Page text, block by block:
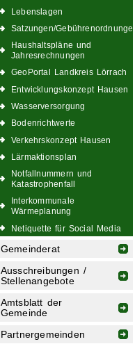
Lebenslagen
Satzungen/Gebührenordnungen
Haushaltspläne und
Jahresrechnungen
GeoPortal Landkreis Lörrach
Entwicklungskonzept Hausen
Wasserversorgung
Bodenrichtwerte
Verkehrskonzept Hausen
Lärmaktionsplan
Notfallnummern und
Katastrophenfall
Interkommunale
Wärmeplanung
Netiquette für Social Media
Gemeinderat
Ausschreibungen /
Stellenangebote
Amtsblatt der
Gemeinde
Partnergemeinden